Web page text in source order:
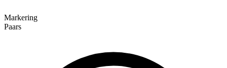
Markering
Paars